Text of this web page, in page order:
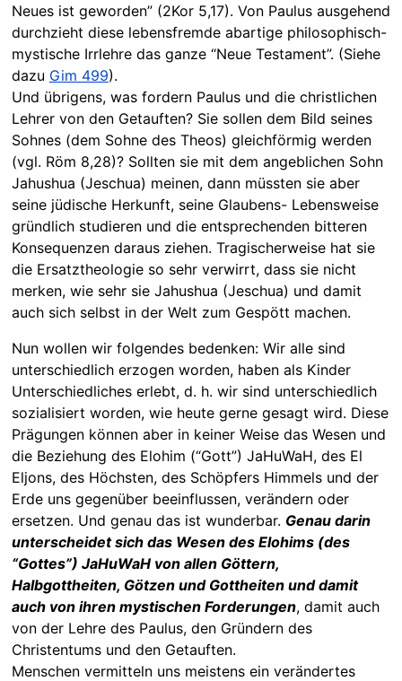
Neues ist geworden” (2Kor 5,17). Von Paulus ausgehend
durchzieht diese lebensfremde abartige philosophisch-
mystische Irrlehre das ganze “Neue Testament”. (Siehe
dazu Gim 499).
Und übrigens, was fordern Paulus und die christlichen
Lehrer von den Getauften? Sie sollen dem Bild seines
Sohnes (dem Sohne des Theos) gleichförmig werden
(vgl. Röm 8,28)? Sollten sie mit dem angeblichen Sohn
Jahushua (Jeschua) meinen, dann müssten sie aber
seine jüdische Herkunft, seine Glaubens- Lebensweise
gründlich studieren und die entsprechenden bitteren
Konsequenzen daraus ziehen. Tragischerweise hat sie
die Ersatztheologie so sehr verwirrt, dass sie nicht
merken, wie sehr sie Jahushua (Jeschua) und damit
auch sich selbst in der Welt zum Gespött machen.
Nun wollen wir folgendes bedenken: Wir alle sind
unterschiedlich erzogen worden, haben als Kinder
Unterschiedliches erlebt, d. h. wir sind unterschiedlich
sozialisiert worden, wie heute gerne gesagt wird. Diese
Prägungen können aber in keiner Weise das Wesen und
die Beziehung des Elohim (“Gott”) JaHuWaH, des El
Eljons, des Höchsten, des Schöpfers Himmels und der
Erde uns gegenüber beeinflussen, verändern oder
ersetzen. Und genau das ist wunderbar. Genau darin
unterscheidet sich das Wesen des Elohims (des
“Gottes”) JaHuWaH von allen Göttern,
Halbgottheiten, Götzen und Gottheiten und damit
auch von ihren mystischen Forderungen, damit auch
von der Lehre des Paulus, den Gründern des
Christentums und den Getauften.
Menschen vermitteln uns meistens ein verändertes